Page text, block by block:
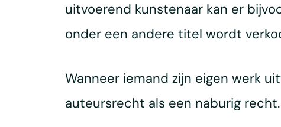
uitvoerend kunstenaar kan er
onder een andere titel wordt
Wanneer iemand zijn eigen werk
auteursrecht als een naburig recht.